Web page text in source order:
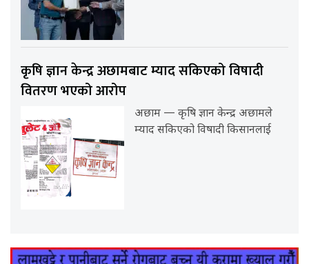
कृषि ज्ञान केन्द्र अछामबाट म्याद सकिएको विषादी
वितरण भएको आरोप
अछाम — कृषि ज्ञान केन्द्र अछामले
म्याद सकिएको विषादी किसानलाई